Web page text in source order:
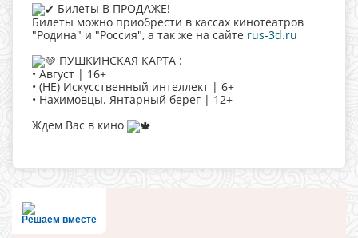
Билеты В ПРОДАЖЕ!
Билеты можно приобрести в кассах кинотеатров
"Родина" и "Россия", а так же на сайте rus-3d.ru
ПУШКИНСКАЯ КАРТА :
• Август | 16+
• (НЕ) Искусственный интеллект | 6+
• Нахимовцы. Янтарный берег | 12+
Ждем Вас в кино
Решаем вместе